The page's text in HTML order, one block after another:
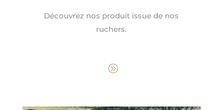
Découvrez nos produit issue de nos
ruchers.